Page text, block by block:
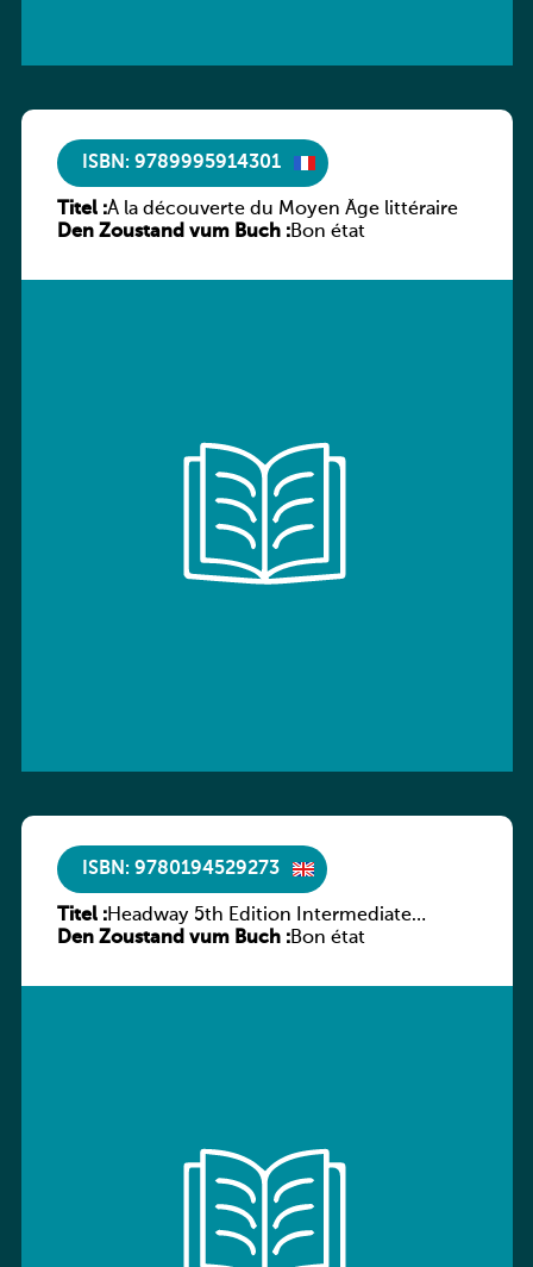
ISBN: 9789995914301
Titel :À la découverte du Moyen Âge littéraire
Den Zoustand vum Buch :Bon état
ISBN: 9780194529273
Titel :Headway 5th Edition Intermediate
Culture and Literature Companion
Den Zoustand vum Buch :Bon état